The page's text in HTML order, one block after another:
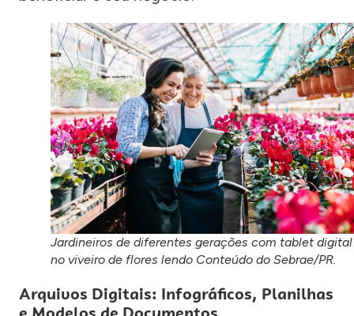
Jardineiros de diferentes gerações com tablet digital
no viveiro de flores lendo Conteúdo do Sebrae/PR.
Arquivos Digitais: Infográficos, Planilhas